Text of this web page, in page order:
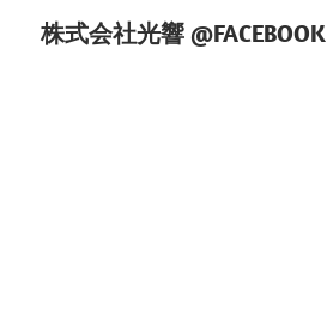
株式会社光響 @FACEBOOK